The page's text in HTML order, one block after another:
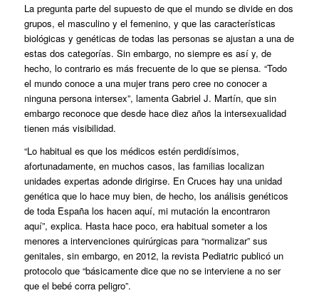
La pregunta parte del supuesto de que el mundo se divide en dos
grupos, el masculino y el femenino, y que las características
biológicas y genéticas de todas las personas se ajustan a una de
estas dos categorías. Sin embargo, no siempre es así y, de
hecho, lo contrario es más frecuente de lo que se piensa. “Todo
el mundo conoce a una mujer trans pero cree no conocer a
ninguna persona intersex”, lamenta Gabriel J. Martín, que sin
embargo reconoce que desde hace diez años la intersexualidad
tienen más visibilidad.
“Lo habitual es que los médicos estén perdidísimos,
afortunadamente, en muchos casos, las familias localizan
unidades expertas adonde dirigirse. En Cruces hay una unidad
genética que lo hace muy bien, de hecho, los análisis genéticos
de toda España los hacen aquí, mi mutación la encontraron
aquí”, explica. Hasta hace poco, era habitual someter a los
menores a intervenciones quirúrgicas para “normalizar” sus
genitales, sin embargo, en 2012, la revista Pediatric publicó un
protocolo que “básicamente dice que no se interviene a no ser
que el bebé corra peligro”.